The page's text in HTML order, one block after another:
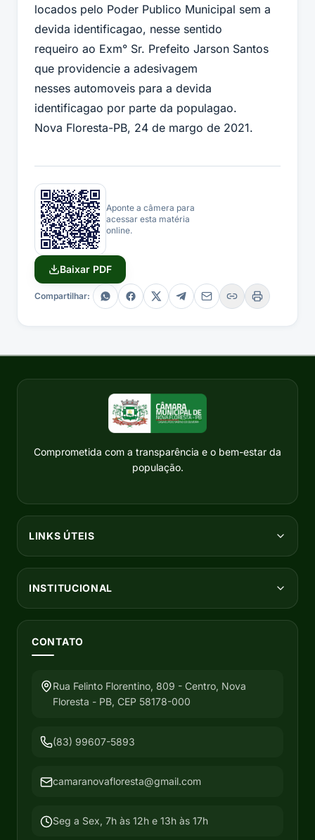
locados pelo Poder Publico Municipal sem a
devida identificagao, nesse sentido
requeiro ao Exm° Sr. Prefeito Jarson Santos
que providencie a adesivagem
nesses automoveis para a devida
identificagao por parte da populagao.
Nova Floresta-PB, 24 de margo de 2021.
Aponte a câmera para
acessar esta matéria
online.
Baixar PDF
Compartilhar:
Comprometida com a transparência e o bem-estar da
população.
LINKS ÚTEIS
INSTITUCIONAL
CONTATO
Rua Felinto Florentino, 809 - Centro, Nova
Floresta - PB, CEP 58178-000
(83) 99607-5893
camaranovafloresta@gmail.com
Seg a Sex, 7h às 12h e 13h às 17h